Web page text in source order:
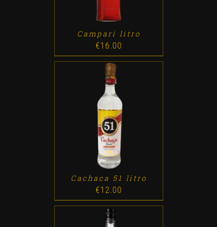
Campari litro
€16.00
ADD TO CART / DETALLES
Cachaca 51 litro
€12.00